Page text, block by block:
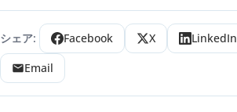
シェア: Facebook X LinkedIn
Email